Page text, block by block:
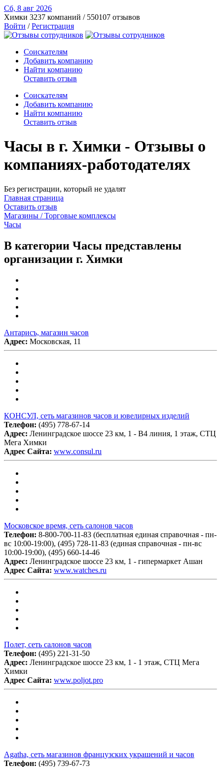
Сб, 8 авг 2026
Химки 3237 компаний / 550107 отзывов
Войти /Регистрация
Соискателям
Добавить компанию
Найти компанию
Оставить отзыв
Соискателям
Добавить компанию
Найти компанию
Оставить отзыв
Часы в г. Химки - Отзывы о
компаниях-работодателях
Без регистрации, который не удалят
Главная страница
Оставить отзыв
Магазины / Торговые комплексы
Часы
В категории Часы представлены
организации г. Химки
Антарисъ, магазин часов
Адрес: Московская, 11
КОНСУЛ, сеть магазинов часов и ювелирных изделий
Телефон: (495) 778-67-14
Адрес: Ленинградское шоссе 23 км, 1 - В4 линия, 1 этаж, СТЦ
Мега Химки
Адрес Сайта: www.consul.ru
Московское время, сеть салонов часов
Телефон: 8-800-700-11-83 (бесплатная единая справочная - пн-
вс 10:00-19:00), (495) 728-11-83 (единая справочная - пн-вс
10:00-19:00), (495) 660-14-46
Адрес: Ленинградское шоссе 23 км, 1 - гипермаркет Ашан
Адрес Сайта: www.watches.ru
Полет, сеть салонов часов
Телефон: (495) 221-31-50
Адрес: Ленинградское шоссе 23 км, 1 - 1 этаж, СТЦ Мега
Химки
Адрес Сайта: www.poljot.pro
Agatha, сеть магазинов французских украшений и часов
Телефон: (495) 739-67-73